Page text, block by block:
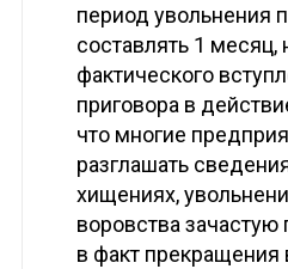
период увольнения
составлять 1
фактического
приговора в
что многие
разглашать
хищениях,
воровства
в факт